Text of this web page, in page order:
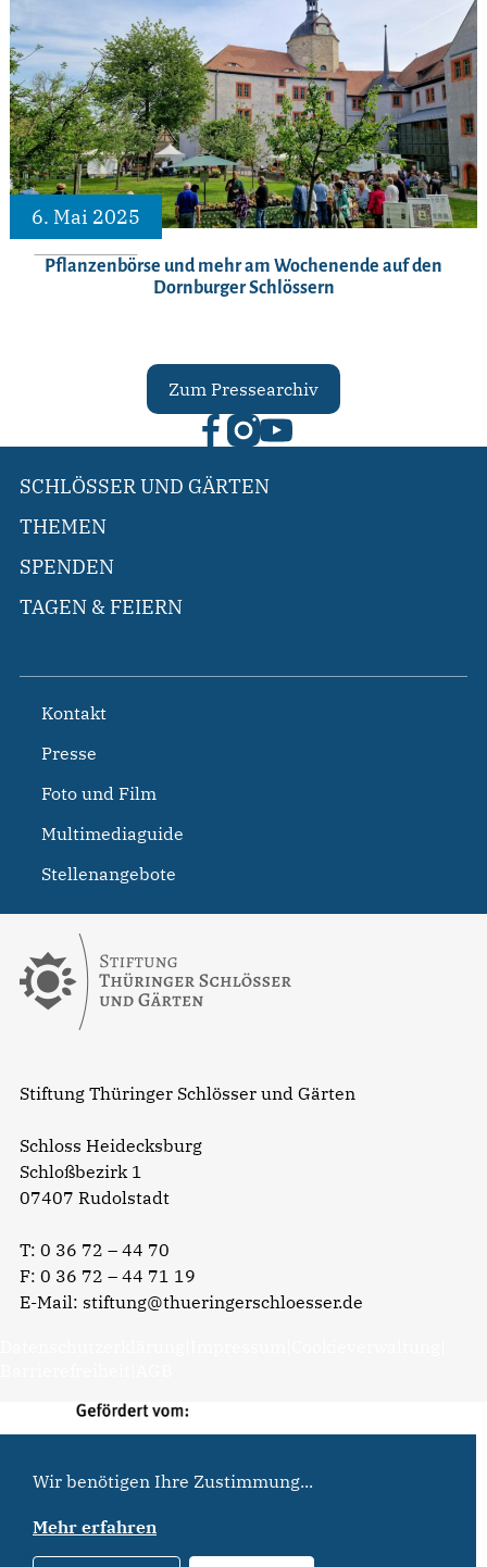
6. Mai 2025
Pflanzenbörse und mehr am Wochenende auf den
Dornburger Schlössern
Zum Pressearchiv
Stiftung Thüringer Schlösser und Gärten
Schloss Heidecksburg
Schloßbezirk 1
07407 Rudolstadt
T: 0 36 72 – 44 70
F: 0 36 72 – 44 71 19
E-Mail: stiftung@thueringerschloesser.de
SCHLÖSSER UND GÄRTEN
THEMEN
SPENDEN
TAGEN & FEIERN
Kontakt
Presse
Foto und Film
Multimediaguide
Stellenangebote
Wir benötigen Ihre Zustimmung...
Mehr erfahren